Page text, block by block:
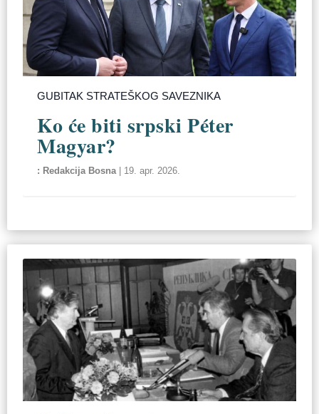
GUBITAK STRATEŠKOG SAVEZNIKA
Ko će biti srpski Péter
Magyar?
Redakcija Bosna| 19. apr. 2026.